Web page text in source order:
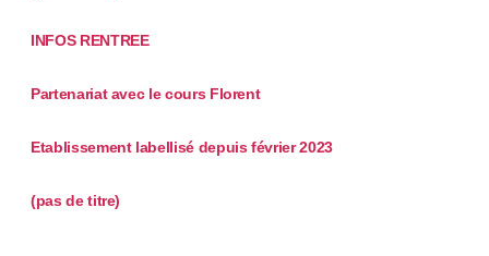
INFOS RENTREE
Partenariat avec le cours Florent
Etablissement labellisé depuis février 2023
(pas de titre)